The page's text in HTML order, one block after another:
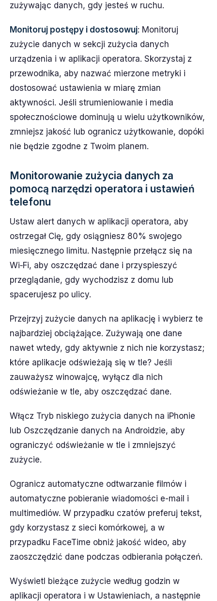
zużywając danych, gdy jesteś w ruchu.
Monitoruj postępy i dostosowuj: Monitoruj
zużycie danych w sekcji zużycia danych
urządzenia i w aplikacji operatora. Skorzystaj z
przewodnika, aby nazwać mierzone metryki i
dostosować ustawienia w miarę zmian
aktywności. Jeśli strumieniowanie i media
społecznościowe dominują u wielu użytkowników,
zmniejsz jakość lub ogranicz użytkowanie, dopóki
nie będzie zgodne z Twoim planem.
Monitorowanie zużycia danych za
pomocą narzędzi operatora i ustawień
telefonu
Ustaw alert danych w aplikacji operatora, aby
ostrzegał Cię, gdy osiągniesz 80% swojego
miesięcznego limitu. Następnie przełącz się na
Wi‑Fi, aby oszczędzać dane i przyspieszyć
przeglądanie, gdy wychodzisz z domu lub
spacerujesz po ulicy.
Przejrzyj zużycie danych na aplikację i wybierz te
najbardziej obciążające. Zużywają one dane
nawet wtedy, gdy aktywnie z nich nie korzystasz;
które aplikacje odświeżają się w tle? Jeśli
zauważysz winowajcę, wyłącz dla nich
odświeżanie w tle, aby oszczędzać dane.
Włącz Tryb niskiego zużycia danych na iPhonie
lub Oszczędzanie danych na Androidzie, aby
ograniczyć odświeżanie w tle i zmniejszyć
zużycie.
Ogranicz automatyczne odtwarzanie filmów i
automatyczne pobieranie wiadomości e-mail i
multimediów. W przypadku czatów preferuj tekst,
gdy korzystasz z sieci komórkowej, a w
przypadku FaceTime obniż jakość wideo, aby
zaoszczędzić dane podczas odbierania połączeń.
Wyświetl bieżące zużycie według godzin w
aplikacji operatora i w Ustawieniach, a następnie